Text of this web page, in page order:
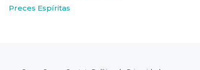
Preces Espíritas